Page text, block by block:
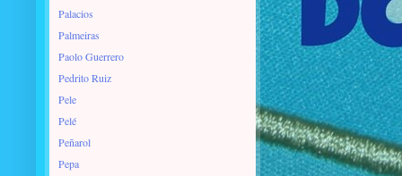
Palacios
Palmeiras
Paolo Guerrero
Pedrito Ruiz
Pele
Pelé
Peñarol
Pepa